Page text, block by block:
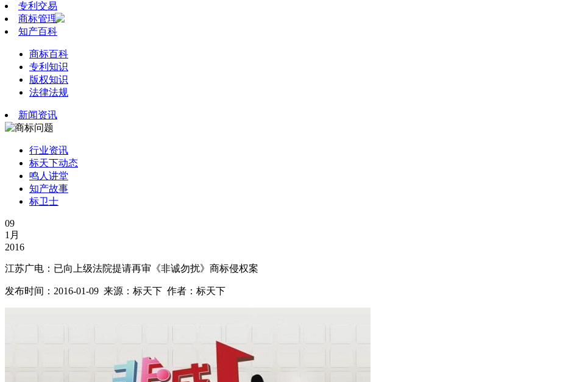
专利交易
商标管理
知产百科
商标百科
专利知识
版权知识
法律法规
新闻资讯
行业资讯
标天下动态
鸣人讲堂
知产故事
标卫士
09
1月
2016
江苏广电：已向上级法院提请再审《非诚勿扰》商标侵权案
发布时间：2016-01-09 来源：标天下 作者：标天下